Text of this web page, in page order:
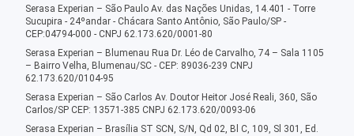
Serasa Experian – São Paulo Av. das Nações Unidas, 14.401 - Torre
Sucupira - 24ºandar - Chácara Santo Antônio, São Paulo/SP -
CEP:04794-000 - CNPJ 62.173.620/0001-80
Serasa Experian – Blumenau Rua Dr. Léo de Carvalho, 74 – Sala 1105
– Bairro Velha, Blumenau/SC - CEP: 89036-239 CNPJ
62.173.620/0104-95
Serasa Experian – São Carlos Av. Doutor Heitor José Reali, 360, São
Carlos/SP CEP: 13571-385 CNPJ 62.173.620/0093-06
Serasa Experian – Brasília ST SCN, S/N, Qd 02, Bl C, 109, Sl 301, Ed.